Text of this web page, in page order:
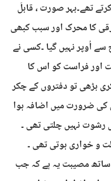
تھے۔بہر صورت ، قابلَ
کا محرک اور سبب کبھی
اُوپر نہیں گیا ۔کسی نے
اور فراست کو اس کا
بڑھی تو دفتروں کے چکر
ضرورت میں اضافہ ہوا
رشوت نہیں چلتی تھی ۔
و خواری ہوتی تھی ۔
ساتھ مصیبت یہ ہے کہ جب